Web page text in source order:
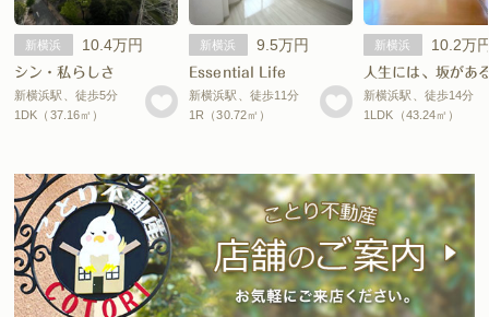
新横浜 10.4万円
シン・私らしさ
新横浜駅、徒歩5分
1DK（37.16㎡）
新横浜 9.5万円
Essential Life
新横浜駅、徒歩11分
1R（30.72㎡）
新横浜 10.2万
新横浜駅、徒歩14分
1LDK（43.24㎡）